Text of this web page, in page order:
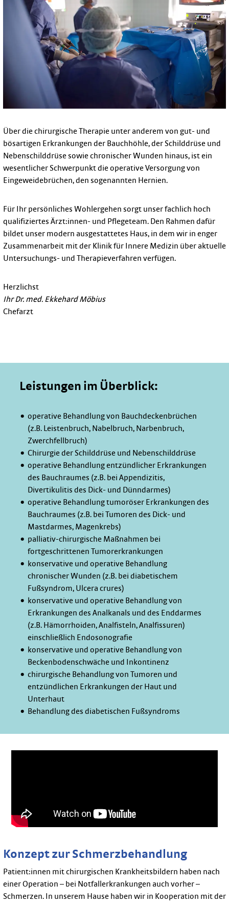
Über die chirurgische Therapie unter anderem von gut- und
bösartigen Erkrankungen der Bauchhöhle, der Schilddrüse und
Nebenschilddrüse sowie chronischer Wunden hinaus, ist ein
wesentlicher Schwerpunkt die operative Versorgung von
Eingeweidebrüchen, den sogenannten Hernien.
Für Ihr persönliches Wohlergehen sorgt unser fachlich hoch
qualifiziertes Ärzt:innen- und Pflegeteam. Den Rahmen dafür
bildet unser modern ausgestattetes Haus, in dem wir in enger
Zusammenarbeit mit der Klinik für Innere Medizin über aktuelle
Untersuchungs- und Therapieverfahren verfügen.
Herzlichst
Ihr Dr. med. Ekkehard Möbius
Chefarzt
Leistungen im Überblick:
operative Behandlung von Bauchdeckenbrüchen
(z.B. Leistenbruch, Nabelbruch, Narbenbruch,
Zwerchfellbruch)
Chirurgie der Schilddrüse und Nebenschilddrüse
operative Behandlung entzündlicher Erkrankungen
des Bauchraumes (z.B. bei Appendizitis,
Divertikulitis des Dick- und Dünndarmes)
operative Behandlung tumoröser Erkrankungen des
Bauchraumes (z.B. bei Tumoren des Dick- und
Mastdarmes, Magenkrebs)
palliativ-chirurgische Maßnahmen bei
fortgeschrittenen Tumorerkrankungen
konservative und operative Behandlung
chronischer Wunden (z.B. bei diabetischem
Fußsyndrom, Ulcera crures)
konservative und operative Behandlung von
Erkrankungen des Analkanals und des Enddarmes
(z.B. Hämorrhoiden, Analfisteln, Analfissuren)
einschließlich Endosonografie
konservative und operative Behandlung von
Beckenbodenschwäche und Inkontinenz
chirurgische Behandlung von Tumoren und
entzündlichen Erkrankungen der Haut und
Unterhaut
Behandlung des diabetischen Fußsyndroms
Konzept zur Schmerzbehandlung
Patient:innen mit chirurgischen Krankheitsbildern haben nach
einer Operation – bei Notfallerkrankungen auch vorher –
Schmerzen. In unserem Hause haben wir in Kooperation mit der